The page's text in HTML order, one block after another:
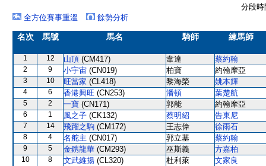
分段
全方位賽事重溫
餘勢分析
名次 馬號 馬名 騎師 練馬師
1 12 山頂 (CM417) 韋達 蔡約翰
2 9 小宇宙 (CN019) 柏寶 約翰摩亞
3 10 旺當家 (CL418) 黎海榮 姚本輝
4 6 香港興旺 (CN253) 潘頓 葉楚航
5 2 一寶 (CN171) 郭能 約翰摩亞
6 1 風之子 (CK132) 蔡明紹 告東尼
7 14 飛躍之駒 (CM172) 王志偉 徐雨石
8 4 名舵主 (CN017) 郭立基 蔡約翰
9 5 金鎸龍華 (CM293) 巫斯義 方嘉柏
10 8 文武維揚 (CL320) 杜利萊 文家良